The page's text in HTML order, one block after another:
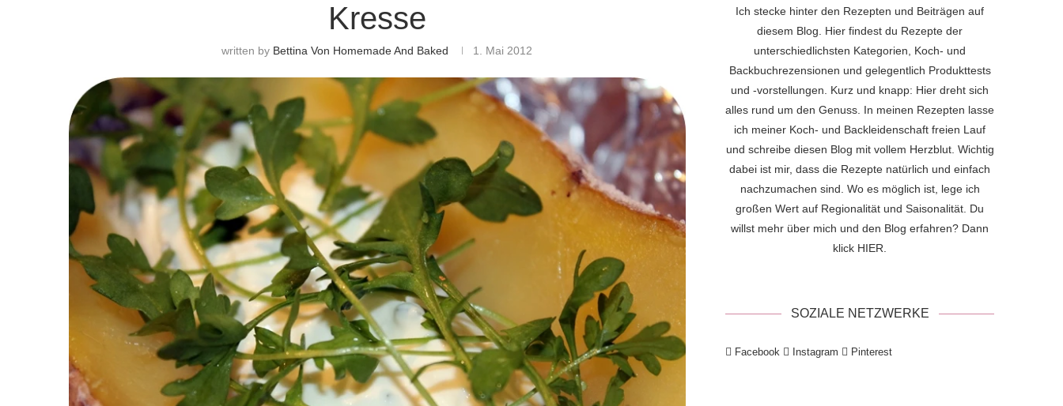
Kresse
written by Bettina Von Homemade And Baked 1. Mai 2012
Ich stecke hinter den Rezepten und Beiträgen auf
diesem Blog. Hier findest du Rezepte der
unterschiedlichsten Kategorien, Koch- und
Backbuchrezensionen und gelegentlich Produkttests
und -vorstellungen. Kurz und knapp: Hier dreht sich
alles rund um den Genuss. In meinen Rezepten lasse
ich meiner Koch- und Backleidenschaft freien Lauf
und schreibe diesen Blog mit vollem Herzblut. Wichtig
dabei ist mir, dass die Rezepte natürlich und einfach
nachzumachen sind. Wo es möglich ist, lege ich
großen Wert auf Regionalität und Saisonalität. Du
willst mehr über mich und den Blog erfahren? Dann
klick HIER
SOZIALE NETZWERKE
Facebook Instagram Pinterest